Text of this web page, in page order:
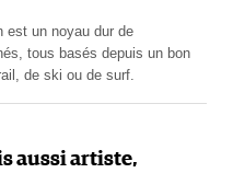
est un noyau dur de
tous basés depuis un bon
de ski ou de surf.
aussi artiste,